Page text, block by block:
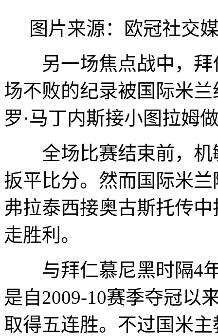
图片来源：欧冠社交
另一场焦点战中，拜
场不败的纪录被国际米
罗·马丁内斯接小图拉姆
全场比赛结束前，机
扳平比分。然而国际米
弗拉泰西接奥古斯托传
走胜利。
与拜仁慕尼黑时隔4年
是自2009-10赛季夺冠以
取得五连胜。不过国米